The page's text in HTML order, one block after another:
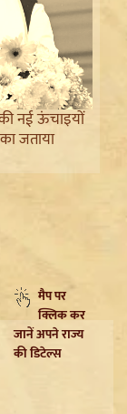
नई ऊंचाइयों
जताया
मैप पर
क्लिक कर
जानें अपने राज्य
की डिटेल्स